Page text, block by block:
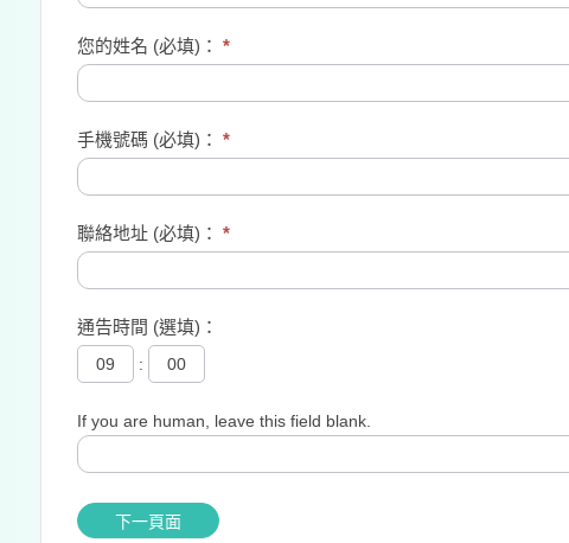
您的姓名 (必填)： *
手機號碼 (必填)： *
聯絡地址 (必填)： *
通告時間 (選填)：
:
If you are human, leave this field blank.